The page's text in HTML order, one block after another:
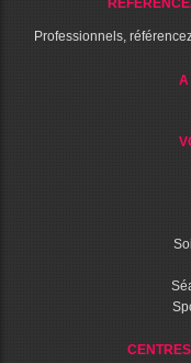
Professionnels,
A